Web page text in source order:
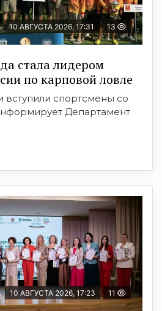
10 АВГУСТА 2026, 17:31 13
стала лидером
по карповой ловле
вступили спортсмены со
Департамент
10 АВГУСТА 2026, 17:23 11